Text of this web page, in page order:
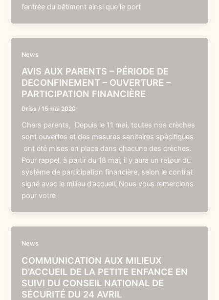
l’entrée du bâtiment ainsi que le port
News
AVIS AUX PARENTS – PÉRIODE DE
DECONFINEMENT – OUVERTURE –
PARTICIPATION FINANCIÈRE
Driss /15 mai 2020
Chers parents, Depuis le 11 mai, toutes nos crèches
sont ouvertes et des mesures sanitaires spécifiques
ont été mises en place dans chacune des crèches.
Pour rappel, à partir du 18 mai, il y aura un retour du
système de participation financière, selon le contrat
signé avec le milieu d’accueil. Nous vous remercions
pour votre
News
COMMUNICATION AUX MILIEUX
D’ACCUEIL DE LA PETITE ENFANCE EN
SUIVI DU CONSEIL NATIONAL DE
SÉCURITÉ DU 24 AVRIL